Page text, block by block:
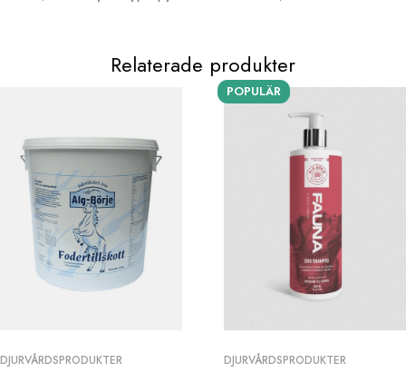
Relaterade produkter
DJURVÅRDSPRODUKTER
POPULÄR
DJURVÅRDSPRODUKTER